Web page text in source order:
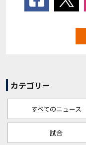
カテゴリー
すべてのニュース
試合